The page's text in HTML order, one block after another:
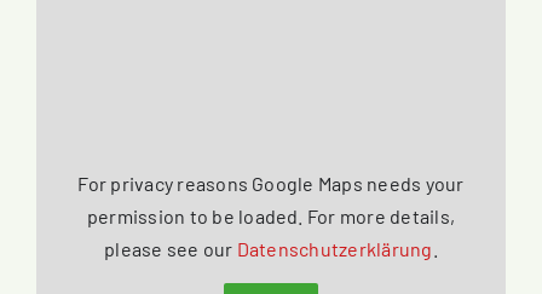
For privacy reasons Google Maps needs your
permission to be loaded. For more details,
please see our Datenschutzerklärung